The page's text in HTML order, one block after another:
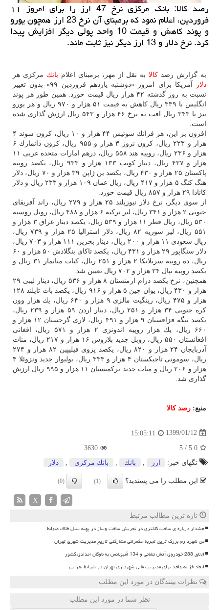
رصد كالا: بانك مركزی نرخ 47 ارز را برای امروز ۱۱
فروردین، اعلام نمود كه برمبنای آن نرخ 23 ارز همچون یورو
و پوند كاهش و قیمت 10 واحد پولی دیگر افزایش پیدا
كرد. نرخ دلار و 13 ارز دیگر نیز ثابت ماند.
به گزارش رصد كالابه نقل از مهر، برمبنای اعلام بانك مركزی هر
دلار
آمریكا برای امروز «دوشنبه یازدهم فروردین ۹۹» بدون تغییر
نسبت به روز گذشته ۴۲ هزار ریال قیمت خورد. همین طور هر پوند
انگلیس با ۳۳۹ ریال كاهش به قیمت ۵۱ هزار و ۹۷۰ ریال و هر یورو
نیز با ۳۴۳ ریال افت به نرخ ۴۶ هزار و ۵۴۳ ریال ارزش گذاری شده
است.
افزون بر این، هر فرانك سوئیس ۴۴ هزار و ۱۰ ریال، كرون سوئد ۴
هزار و ۲۲۳ ریال، كرون نروژ ۳ هزار و ۹۵۵ ریال، كرون دانمارك ۶
هزار و ۲۳۶ ریال، روپیه هند ۵۵۸ ریال، درهم امارات متحده عربی ۱۱
هزار و ۴۳۷ ریال، دینار كویت ۱۳۳ هزار و ۹۳۳ ریال، یكصد روپیه
پاكستان ۲۵ هزار و ۴۳۰ ریال، یكصد ین ژاپن ۳۹ هزار و ۷۰ ریال، دلار
هنگ كنگ ۵ هزار و ۴۱۷ ریال، ریال عمان ۱۰۹ هزار و ۲۳۳ ریال و دلار
كانادا ۲۹ هزار و ۸۵۷ ریال قیمت خورد.
از سوی دیگر، نرخ دلار نیوزیلند ۲۵ هزار و ۲۷۹ ریال، راند آفریقای
جنوبی ۲ هزار و ۳۴۱ ریال، لیر تركیه ۶ هزار و ۴۸۸ ریال، روبل روسیه
۵۳۰ ریال، ریال قطر ۱۱ هزار و ۵۳۹ ریال، یكصد دینار عراق ۳ هزار و
۵۵۱ ریال، لیر سوریه ۸۲ ریال، دلار استرالیا ۲۵ هزار و ۷۳۹ ریال،
ریال سعودی ۱۱ هزار و ۲۰۰ ریال، دینار بحرین ۱۱۱ هزار و ۷۰۳ ریال،
دلار سنگاپور ۲۹ هزار و ۴۳۱ ریال، یكصد تاكای بنگلادش ۵۰ هزار و ۶۰
ریال، ده روپیه سریلانكا ۲ هزار و ۲۵۱ ریال، كیات میانمار ۳۱ ریال و
یكصد روپیه نپال ۳۴ هزار و ۷۰۲ ریال تعیین شد.
همچنین، نرخ یكصد درام ارمنستان ۸ هزار و ۵۳۶ ریال، دینار لیبی ۲۹
هزار و ۴۳۰ ریال، یوان چین ۵ هزار و ۹۱۶ ریال، یكصد بات تایلند ۱۲۸
هزار و ۴۷۵ ریال، رینگیت مالزی ۹ هزار و ۶۴۰ ریال، یك هزار وون
كره جنوبی ۳۴ هزار و ۲۵۱ ریال، دینار اردن ۵۹ هزار و ۲۳۹ ریال،
یكصد تنگه قزاقستان ۹ هزار و ۴۹۱ ریال، لاری گرجستان ۱۲ هزار و
۶۶۰ ریال، یك هزار روپیه اندونزی ۲ هزار و ۵۷۱ ریال، افغانی
افغانستان ۵۵۰ ریال، روبل جدید بلاروس ۱۶ هزار و ۲۱۷ ریال، منات
آذربایجان ۲۴ هزار و ۸۲۰ ریال، یكصد پزوی فیلیپین ۸۲ هزار و ۲۷۴
ریال، سومونی تاجیكستان ۴ هزار و ۳۳۳ ریال، بولیوار جدید ونزوئلا ۴
هزار و ۲۰۶ ریال و منات جدید تركمنستان ۱۱ هزار و ۹۹۵ ریال ارزش
گذاری شد.
منبع: رصد كالا
1399/01/12
15:05:11
5.0
/
5
3630
تگهای خبر:
ارز بانك بانك مركزی دلار
این مطلب را می پسندید؟ (1)
(0)
X
تازه ترین مطالب مرتبط
هشدار درباره ی ساخت کلانتری در تجریش ساخت وساز در پهنه سیل خلاف ضوابط
من شهردارم بزرگ ترین تجربه حکمرانی مشارکتی تاریخ مدیریت شهری تهران
الحاق 288 خودروی آتش نشانی و 134 آمبولانس به ناوگان امدادی کشور
ایجاد خزانه واحد برای مدیریت مالی شهرداری تهران در شرایط بحرانی
نظرات بینندگان در مورد این مطلب
نظر شما در مورد این مطلب